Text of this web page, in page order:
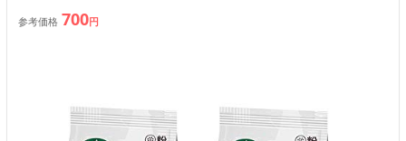
参考価格 700円